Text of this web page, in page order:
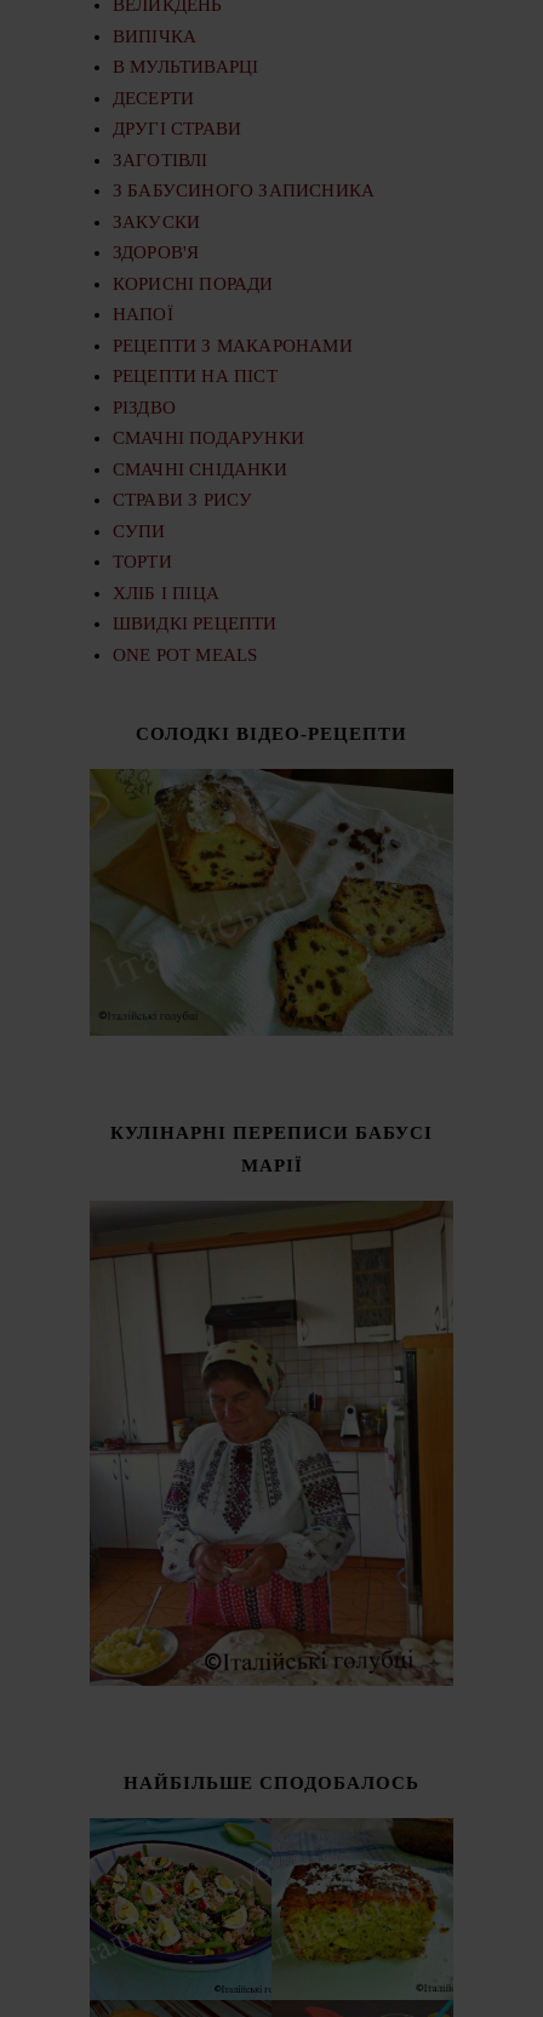
ВЕЛИКДЕНЬ
ВИПІЧКА
В МУЛЬТИВАРЦІ
ДЕСЕРТИ
ДРУГІ СТРАВИ
ЗАГОТІВЛІ
З БАБУСИНОГО ЗАПИСНИКА
ЗАКУСКИ
ЗДОРОВ'Я
КОРИСНІ ПОРАДИ
НАПОЇ
РЕЦЕПТИ З МАКАРОНАМИ
РЕЦЕПТИ НА ПІСТ
РІЗДВО
СМАЧНІ ПОДАРУНКИ
СМАЧНІ СНІДАНКИ
СТРАВИ З РИСУ
СУПИ
ТОРТИ
ХЛІБ І ПІЦА
ШВИДКІ РЕЦЕПТИ
ONE POT MEALS
СОЛОДКІ ВІДЕО-РЕЦЕПТИ
КУЛІНАРНІ ПЕРЕПИСИ БАБУСІ
МАРІЇ
НАЙБІЛЬШЕ СПОДОБАЛОСЬ
ІТАЛІЙСЬКИЙ
САЛАТ З
КВАСОЛІ -
ШПАРАГІВКИ
(INSALATA DI
FAGIOLINI)
СОЛОДКИЙ
ПИРІГ З
КАБАЧКІВ
(TORTA DOLCE DI
ZUCCHINE)